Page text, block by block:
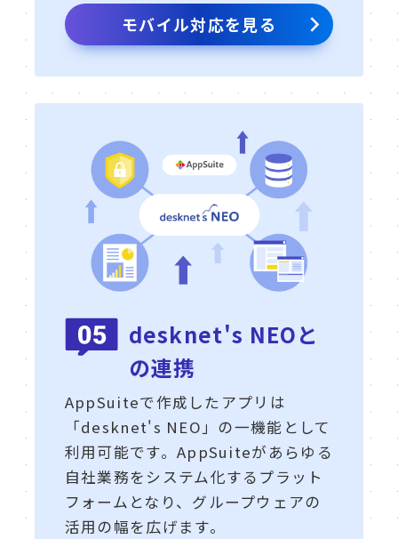
モバイル対応を見る
desknet's NEOと
の連携
AppSuiteで作成したアプリは
「desknet's NEO」の一機能として
利用可能です。AppSuiteがあらゆる
自社業務をシステム化するプラット
フォームとなり、グループウェアの
活用の幅を広げます。